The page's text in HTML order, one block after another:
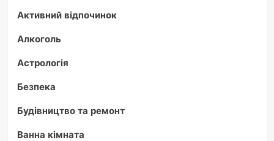
Активний відпочинок
Алкоголь
Астрологія
Безпека
Будівництво та ремонт
Ванна кімната